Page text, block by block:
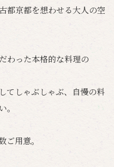
都京都を想わせる大人の空
わった本格的な料理の
てしゃぶしゃぶ、自慢の料
用意。